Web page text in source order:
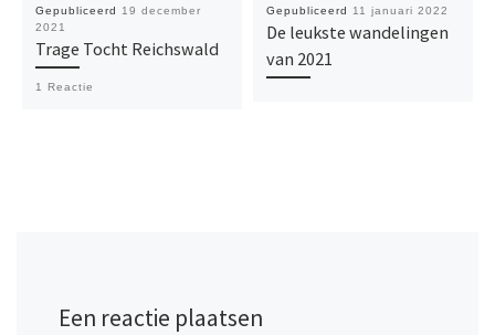
Gepubliceerd
19 december
2021
Trage Tocht Reichswald
1 Reactie
Gepubliceerd 11 januari 2022
De leukste wandelingen
van 2021
Een reactie plaatsen